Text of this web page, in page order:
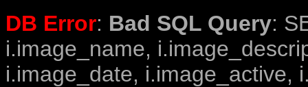
DB Error: Bad SQL Query:
i.image_name,
i.image_date, i.image_active,